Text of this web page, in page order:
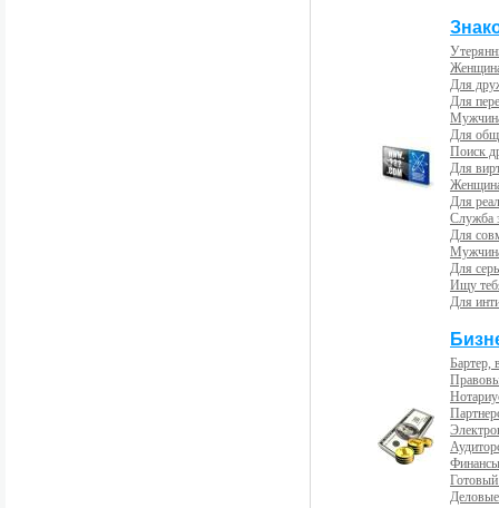
Для
Для
Для
Поиск
Для
Для
Служба
Для
Для
Ищу
Для
Бартер,
Готовый